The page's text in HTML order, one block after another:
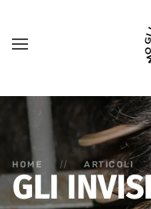
HOME ARTICOLI
GLI